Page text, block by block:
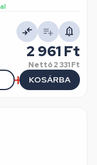
2 961 Ft
Nettó2 331 Ft
KOSÁRBA